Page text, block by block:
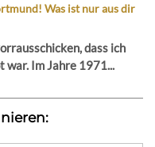
Was ist nur aus dir
dass ich
Im Jahre 1971...